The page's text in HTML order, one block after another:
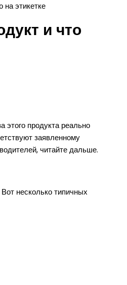
этикетке
и что
этого продукта реально
заявленному
читайте дальше.
несколько типичных